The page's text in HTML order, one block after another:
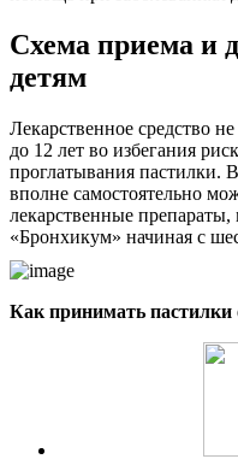
Схема приема и
детям
Лекарственное средство
до 12 лет во избегания
проглатывания пастилки.
вполне самостоятельно
лекарственные
«Бронхикум» начиная с
Как принимать